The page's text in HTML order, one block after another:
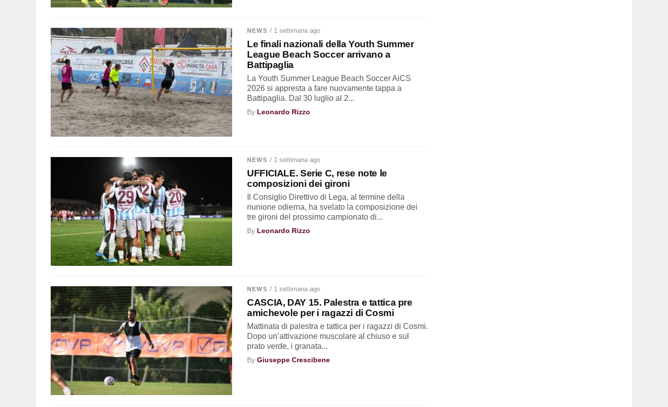
NEWS / 1 settimana ago
Le finali nazionali della Youth Summer
League Beach Soccer arrivano a
Battipaglia
La Youth Summer League Beach Soccer AiCS
2026 si appresta a fare nuovamente tappa a
Battipaglia. Dal 30 luglio al 2...
By Leonardo Rizzo
NEWS / 1 settimana ago
UFFICIALE. Serie C, rese note le
composizioni dei gironi
Il Consiglio Direttivo di Lega, al termine della
riunione odierna, ha svelato la composizione dei
tre gironi del prossimo campionato di...
By Leonardo Rizzo
NEWS / 1 settimana ago
CASCIA, DAY 15. Palestra e tattica pre
amichevole per i ragazzi di Cosmi
Mattinata di palestra e tattica per i ragazzi di Cosmi.
Dopo un’attivazione muscolare al chiuso e sul
prato verde, i granata...
ByGiuseppe Crescibene